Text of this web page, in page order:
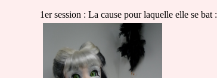
1er session : La cause pour laquelle elle se bat :